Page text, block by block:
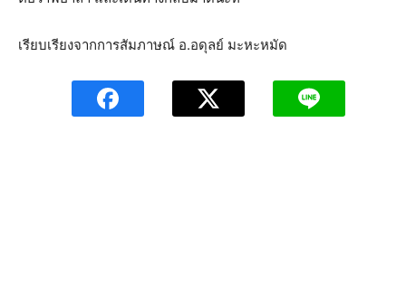
เรียบเรียงจากการสัมภาษณ์ อ.อดุลย์ มะหะหมัด